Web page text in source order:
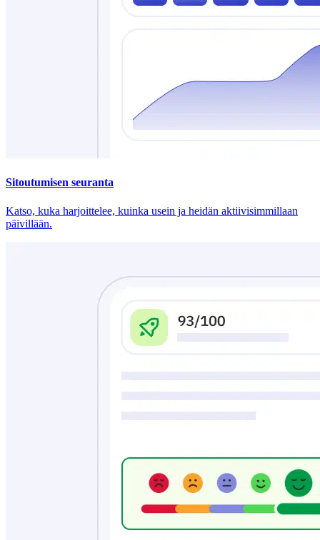
Sitoutumisen seuranta
Katso, kuka harjoittelee, kuinka usein ja heidän aktiivisimmillaan
päivillään.